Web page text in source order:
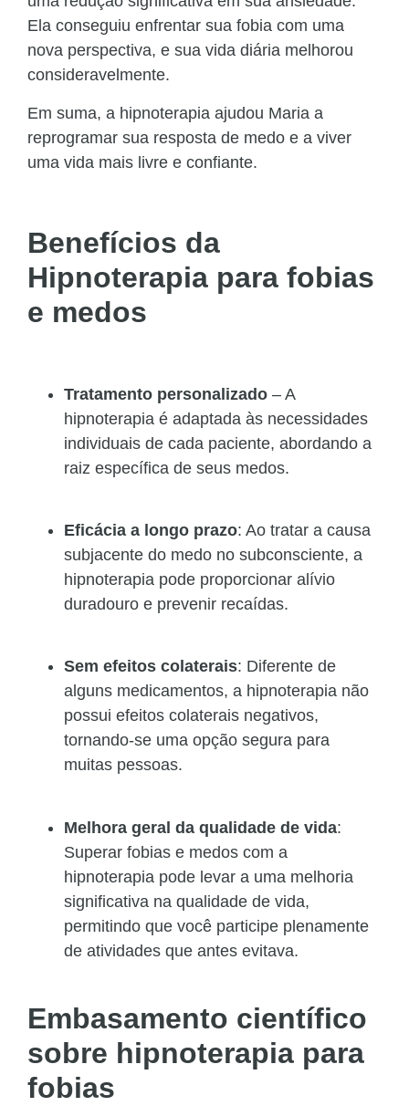
Ela conseguiu enfrentar sua fobia com uma
nova perspectiva, e sua vida diária melhorou
consideravelmente.
Em suma, a hipnoterapia ajudou Maria a
reprogramar sua resposta de medo e a viver
uma vida mais livre e confiante.
Benefícios da
Hipnoterapia para fobias
e medos
Tratamento personalizado – A
hipnoterapia é adaptada às necessidades
individuais de cada paciente, abordando a
raiz específica de seus medos.
Eficácia a longo prazo: Ao tratar a causa
subjacente do medo no subconsciente, a
hipnoterapia pode proporcionar alívio
duradouro e prevenir recaídas.
Sem efeitos colaterais: Diferente de
alguns medicamentos, a hipnoterapia não
possui efeitos colaterais negativos,
tornando-se uma opção segura para
muitas pessoas.
Melhora geral da qualidade de vida:
Superar fobias e medos com a
hipnoterapia pode levar a uma melhoria
significativa na qualidade de vida,
permitindo que você participe plenamente
de atividades que antes evitava.
Embasamento científico
sobre hipnoterapia para
fobias